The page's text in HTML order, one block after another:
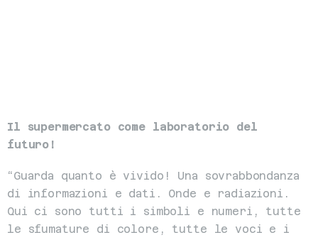
Il supermercato come laboratorio del
futuro!
“Guarda quanto è vivido! Una sovrabbondanza
di informazioni e dati. Onde e radiazioni.
Qui ci sono tutti i simboli e numeri, tutte
le sfumature di colore, tutte le voci e i